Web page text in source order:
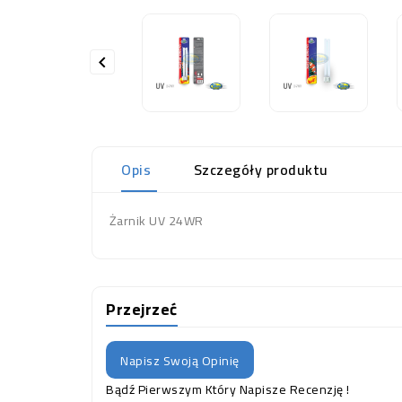

Opis Szczegóły produktu
Żarnik UV 24WR
Przejrzeć
Napisz Swoją Opinię
Bądź Pierwszym Który Napisze Recenzję !